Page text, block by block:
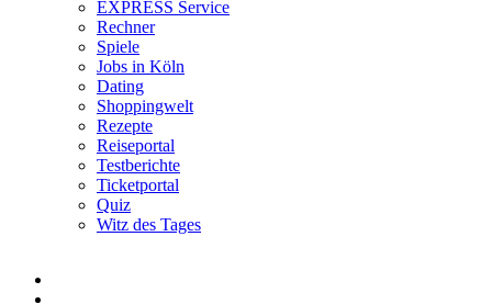
EXPRESS Service
Rechner
Spiele
Jobs in Köln
Dating
Shoppingwelt
Rezepte
Reiseportal
Testberichte
Ticketportal
Quiz
Witz des Tages